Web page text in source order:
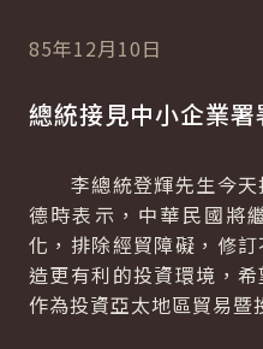
85年12月10日
總統接見中小企業署
李總統登輝先生今天
德時表示，中華民國將
化，排除經貿障礙，修
造更有利的投資環境，
作為投資亞太地區貿易暨